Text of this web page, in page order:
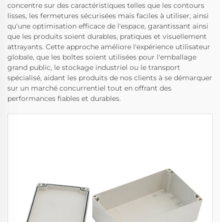
concentre sur des caractéristiques telles que les contours
lisses, les fermetures sécurisées mais faciles à utiliser, ainsi
qu'une optimisation efficace de l'espace, garantissant ainsi
que les produits soient durables, pratiques et visuellement
attrayants. Cette approche améliore l'expérience utilisateur
globale, que les boîtes soient utilisées pour l'emballage
grand public, le stockage industriel ou le transport
spécialisé, aidant les produits de nos clients à se démarquer
sur un marché concurrentiel tout en offrant des
performances fiables et durables.